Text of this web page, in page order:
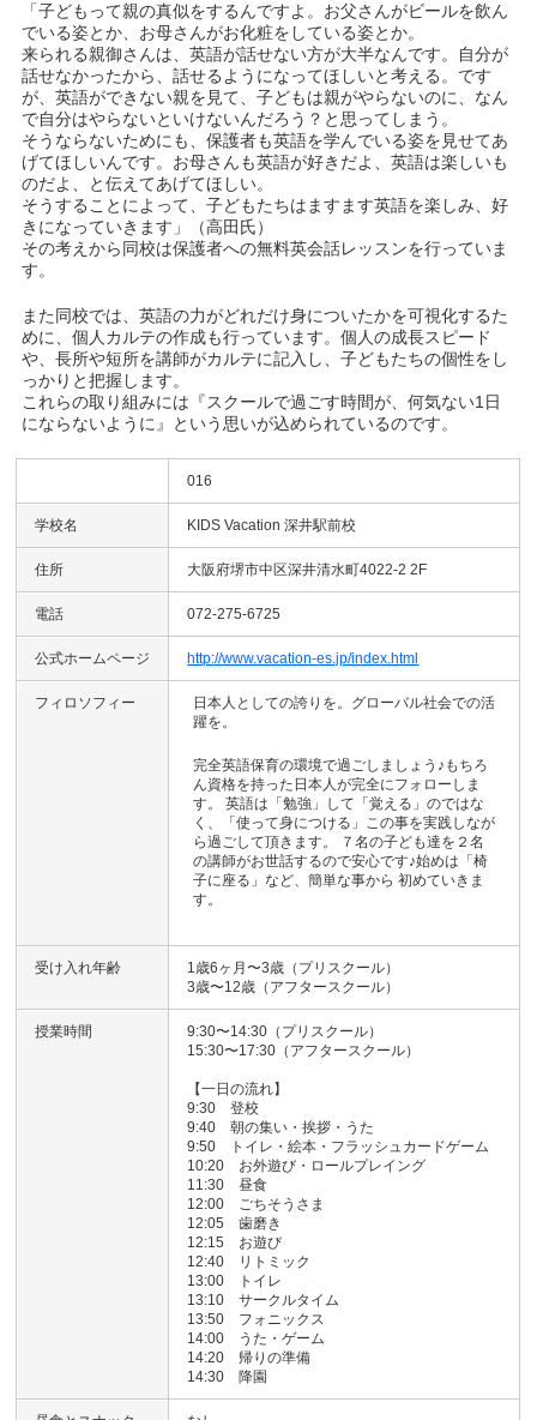
「子どもって親の真似をするんですよ。お父さんがビールを飲ん
でいる姿とか、お母さんがお化粧をしている姿とか。
来られる親御さんは、英語が話せない方が大半なんです。自分が
話せなかったから、話せるようになってほしいと考える。です
が、英語ができない親を見て、子どもは親がやらないのに、なん
で自分はやらないといけないんだろう？と思ってしまう。
そうならないためにも、保護者も英語を学んでいる姿を見せてあ
げてほしいんです。お母さんも英語が好きだよ、英語は楽しいも
のだよ、と伝えてあげてほしい。
そうすることによって、子どもたちはますます英語を楽しみ、好
きになっていきます」（高田氏）
その考えから同校は保護者への無料英会話レッスンを行っていま
す。
また同校では、英語の力がどれだけ身についたかを可視化するた
めに、個人カルテの作成も行っています。個人の成長スピード
や、長所や短所を講師がカルテに記入し、子どもたちの個性をし
っかりと把握します。
これらの取り組みには『スクールで過ごす時間が、何気ない1日
にならないように』という思いが込められているのです。
016
学校名 KIDS Vacation 深井駅前校
住所 大阪府堺市中区深井清水町4022-2 2F
電話 072-275-6725
公式ホームページ http://www.vacation-es.jp/index.html
フィロソフィー
日本人としての誇りを。グローバル社会での活
躍を。
完全英語保育の環境で過ごしましょう♪もちろ
ん資格を持った日本人が完全にフォローしま
す。 英語は「勉強」して「覚える」のではな
く、「使って身につける」この事を実践しなが
ら過ごして頂きます。 ７名の子ども達を２名
の講師がお世話するので安心です♪始めは「椅
子に座る」など、簡単な事から 初めていきま
す。
受け入れ年齢
1歳6ヶ月〜3歳（プリスクール）
3歳〜12歳（アフタースクール）
授業時間
9:30〜14:30（プリスクール）
15:30〜17:30（アフタースクール）
【一日の流れ】
9:30 登校
9:40 朝の集い・挨拶・うた
9:50 トイレ・絵本・フラッシュカードゲーム
10:20 お外遊び・ロールプレイング
11:30 昼食
12:00 ごちそうさま
12:05 歯磨き
12:15 お遊び
12:40 リトミック
13:00 トイレ
13:10 サークルタイム
13:50 フォニックス
14:00 うた・ゲーム
14:20 帰りの準備
14:30 降園